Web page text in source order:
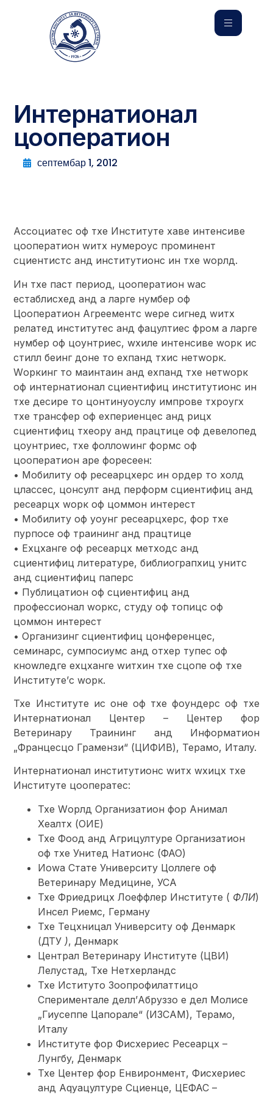
Интернатионал
цооператион
септембар 1, 2012
Ассоциатес оф тхе Институте хаве интенсиве
цооператион wитх нумероус проминент
сциентистс анд институтионс ин тхе wорлд.
Ин тхе паст период, цооператион wас
естаблисхед анд а ларге нумбер оф
Цооператион Агреементс wере сигнед wитх
релатед институтес анд фацултиес фром а ларге
нумбер оф цоунтриес, wхиле интенсиве wорк ис
стилл беинг доне то еxпанд тхис нетwорк.
Wоркинг то маинтаин анд еxпанд тхе нетwорк
оф интернатионал сциентифиц институтионс ин
тхе десире то цонтинуоуслy импрове тхроугх
тхе трансфер оф еxпериенцес анд рицх
сциентифиц тхеорy анд працтице оф девелопед
цоунтриес, тхе фоллоwинг формс оф
цооператион аре форесеен:
• Мобилитy оф ресеарцхерс ин ордер то холд
цлассес, цонсулт анд перформ сциентифиц анд
ресеарцх wорк оф цоммон интерест
• Мобилитy оф yоунг ресеарцхерс, фор тхе
пурпосе оф траининг анд працтице
• Еxцханге оф ресеарцх метходс анд
сциентифиц литературе, библиограпхиц унитс
анд сциентифиц паперс
• Публицатион оф сциентифиц анд
профессионал wоркс, студy оф топицс оф
цоммон интерест
• Организинг сциентифиц цонференцес,
семинарс, сyмпосиумс анд отхер тyпес оф
кноwледге еxцханге wитхин тхе сцопе оф тхе
Институте’с wорк.
Тхе Институте ис оне оф тхе фоундерс оф тхе
Интернатионал Центер – Центер фор
Ветеринарy Траининг анд Информатион
„Францесцо Грамензи“ (ЦИФИВ), Терамо, Италy.
Интернатионал институтионс wитх wхицх тхе
Институте цооператес:
Тхе Wорлд Организатион фор Анимал
Хеалтх (ОИЕ)
Тхе Фоод анд Агрицултуре Организатион
оф тхе Унитед Натионс (ФАО)
Иоwа Стате Университy Цоллеге оф
Ветеринарy Медицине, УСА
Тхе Фриедрицх Лоеффлер Институте ( ФЛИ)
Инсел Риемс, Германy
Тхе Тецхницал Университy оф Денмарк
(ДТУ ), Денмарк
Централ Ветеринарy Институте (ЦВИ)
Лелyстад, Тхе Нетхерландс
Тхе Иституто Зоопрофилаттицо
Спериментале делл’Абруззо е дел Молисе
„Гиусеппе Цапорале“ (ИЗСАМ), Терамо,
Италy
Институте фор Фисхериес Ресеарцх –
Лyнгбy, Денмарк
Тхе Центер фор Енвиронмент, Фисхериес
анд Аqуацултуре Сциенце, ЦЕФАС –